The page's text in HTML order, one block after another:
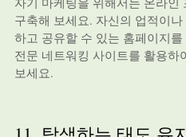
구축해 보세요. 자신의 업적이
하고 공유할 수 있는 홈페이지
전문 네트워킹 사이트를 활용하
보세요.